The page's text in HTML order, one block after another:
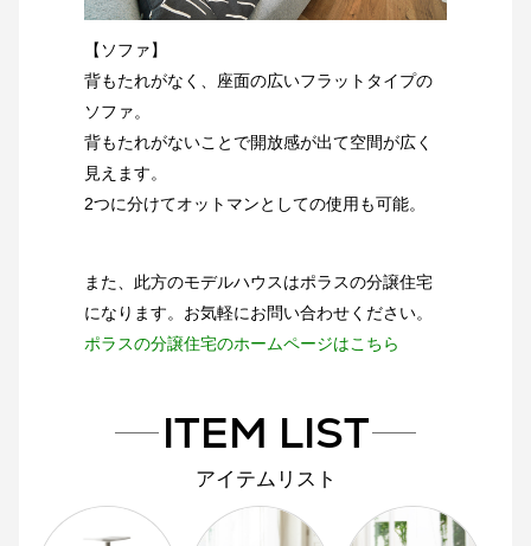
【ソファ】
背もたれがなく、座面の広いフラットタイプの
ソファ。
背もたれがないことで開放感が出て空間が広く
見えます。
2つに分けてオットマンとしての使用も可能。
また、此方のモデルハウスはポラスの分譲住宅
になります。お気軽にお問い合わせください。
ポラスの分譲住宅のホームページはこちら
ITEM LIST
アイテムリスト